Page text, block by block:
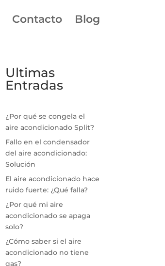
Contacto Blog
Ultimas
Entradas
¿Por qué se congela el
aire acondicionado Split?
Fallo en el condensador
del aire acondicionado:
Solución
El aire acondicionado hace
ruido fuerte: ¿Qué falla?
¿Por qué mi aire
acondicionado se apaga
solo?
¿Cómo saber si el aire
acondicionado no tiene
gas?